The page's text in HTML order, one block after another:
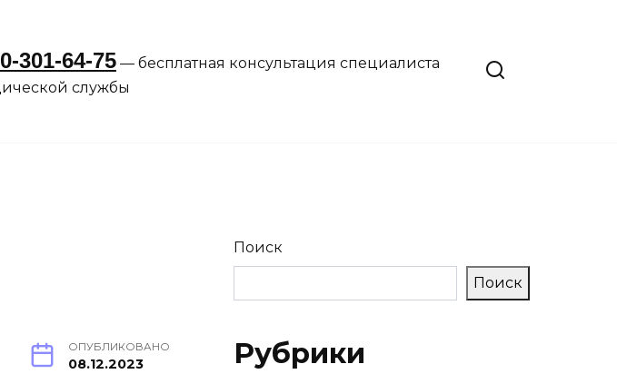
301-64-75— бесплатная консультация специалиста
службы
ОПУБЛИКОВАНО
08.12.2023
Поиск
Поиск
Рубрики